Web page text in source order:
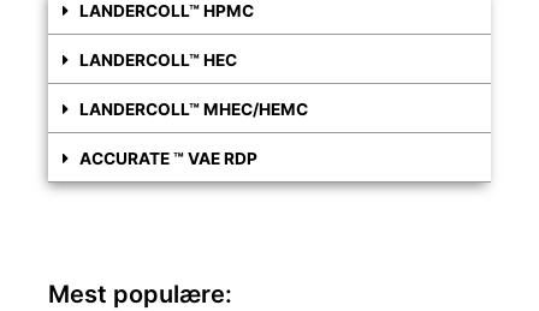
LANDERCOLL™ HPMC
LANDERCOLL™ HEC
LANDERCOLL™ MHEC/HEMC
ACCURATE ™ VAE RDP
Mest populære: